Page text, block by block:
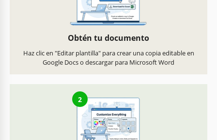
Obtén tu documento
Haz clic en "Editar plantilla" para crear una copia editable en
Google Docs o descargar para Microsoft Word
2